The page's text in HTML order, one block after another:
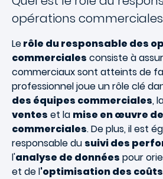
opérations
Lerôle du responsable des
commerciales consiste à
commerciaux sont atteints de
professionnel joue un rôle clé
des équipes commerciales,
ventes et la mise en œuvre
commerciales. De plus, il est
responsable du suivi des
l'analyse de données pour
et de l'optimisation des